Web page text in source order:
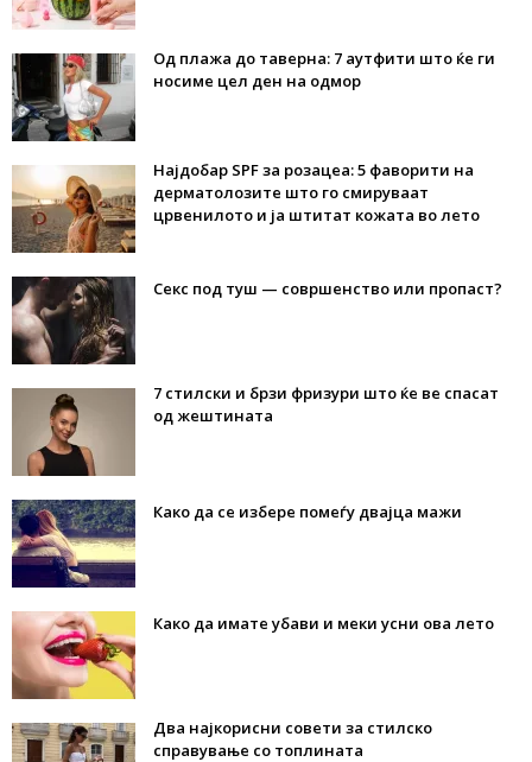
Од плажа до таверна: 7 аутфити што ќе ги
носиме цел ден на одмор
Најдобар SPF за розацеа: 5 фаворити на
дерматолозите што го смируваат
црвенилото и ја штитат кожата во лето
Секс под туш — совршенство или пропаст?
7 стилски и брзи фризури што ќе ве спасат
од жештината
Како да се избере помеѓу двајца мажи
Како да имате убави и меки усни ова лето
Два најкорисни совети за стилско
справување со топлината